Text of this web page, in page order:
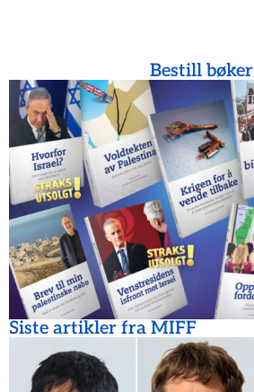
Bestill bøker
Siste artikler fra MIFF